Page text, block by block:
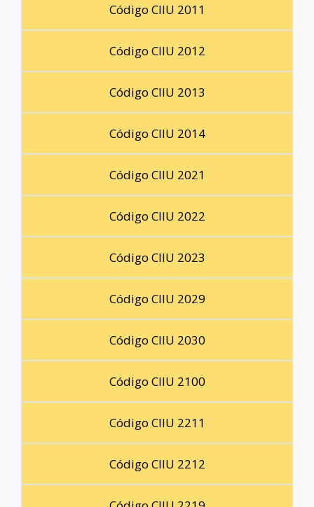
Código CIIU 2011
Código CIIU 2012
Código CIIU 2013
Código CIIU 2014
Código CIIU 2021
Código CIIU 2022
Código CIIU 2023
Código CIIU 2029
Código CIIU 2030
Código CIIU 2100
Código CIIU 2211
Código CIIU 2212